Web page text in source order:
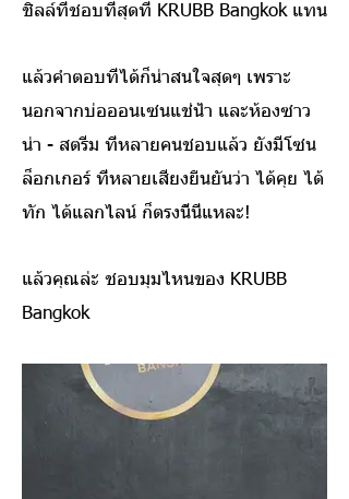
ชิลล์ที่ชอบที่สุดที่ KRUBB Bangkok แทน
แล้วคำตอบที่ได้ก็น่าสนใจสุดๆ เพราะ
นอกจากบ่อออนเซนแช่น้ำ และห้องซาว
น่า - สตรีม ที่หลายคนชอบแล้ว ยังมีโซน
ล็อกเกอร์ ที่หลายเสียงยืนยันว่า ได้คุย ได้
ทัก ได้แลกไลน์ ก็ตรงนี้นี่แหละ!
แล้วคุณล่ะ ชอบมุมไหนของ KRUBB
Bangkok